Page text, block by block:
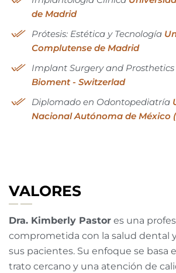
de Madrid
Prótesis: Estética y Tecnología
Complutense de Madrid
Implant Surgery and Prosthetics
Bioment - Switzerlad
Diplomado en Odontopediatría
Nacional Autónoma de México
VALORES
Dra. Kimberly Pastor es una
comprometida con la salud dental
sus pacientes. Su enfoque se basa
trato cercano y una atención de